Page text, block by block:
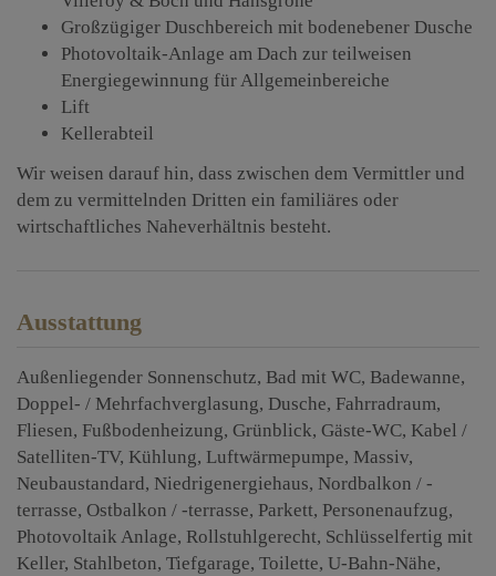
Großzügiger Duschbereich mit bodenebener Dusche
Photovoltaik-Anlage am Dach zur teilweisen
Energiegewinnung für Allgemeinbereiche
Lift
Kellerabteil
Wir weisen darauf hin, dass zwischen dem Vermittler und
dem zu vermittelnden Dritten ein familiäres oder
wirtschaftliches Naheverhältnis besteht.
Ausstattung
Außenliegender Sonnenschutz Bad mit WC Badewanne
Doppel- / Mehrfachverglasung Dusche Fahrradraum
Fliesen Fußbodenheizung Grünblick Gäste-WC Kabel /
Satelliten-TV Kühlung Luftwärmepumpe Massiv
Neubaustandard Niedrigenergiehaus Nordbalkon / -
terrasse Ostbalkon / -terrasse Parkett Personenaufzug
Photovoltaik Anlage Rollstuhlgerecht Schlüsselfertig mit
Keller Stahlbeton Tiefgarage Toilette U-Bahn-Nähe